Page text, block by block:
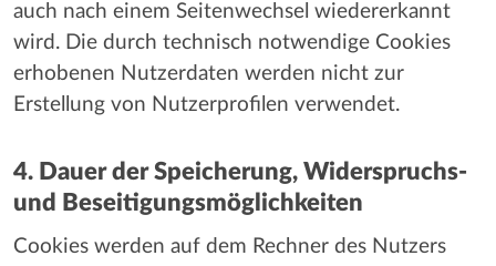
auch nach einem Seitenwechsel wiedererkannt
wird. Die durch technisch notwendige Cookies
erhobenen Nutzerdaten werden nicht zur
Erstellung von Nutzerprofilen verwendet.
4. Dauer der Speicherung, Widerspruchs-
und Beseitigungsmöglichkeiten
Cookies werden auf dem Rechner des Nutzers